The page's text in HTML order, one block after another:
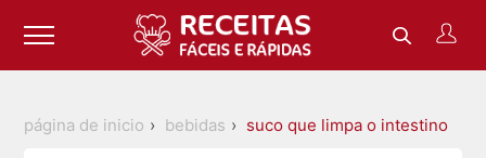
página de inicio bebidas suco que limpa o intestino